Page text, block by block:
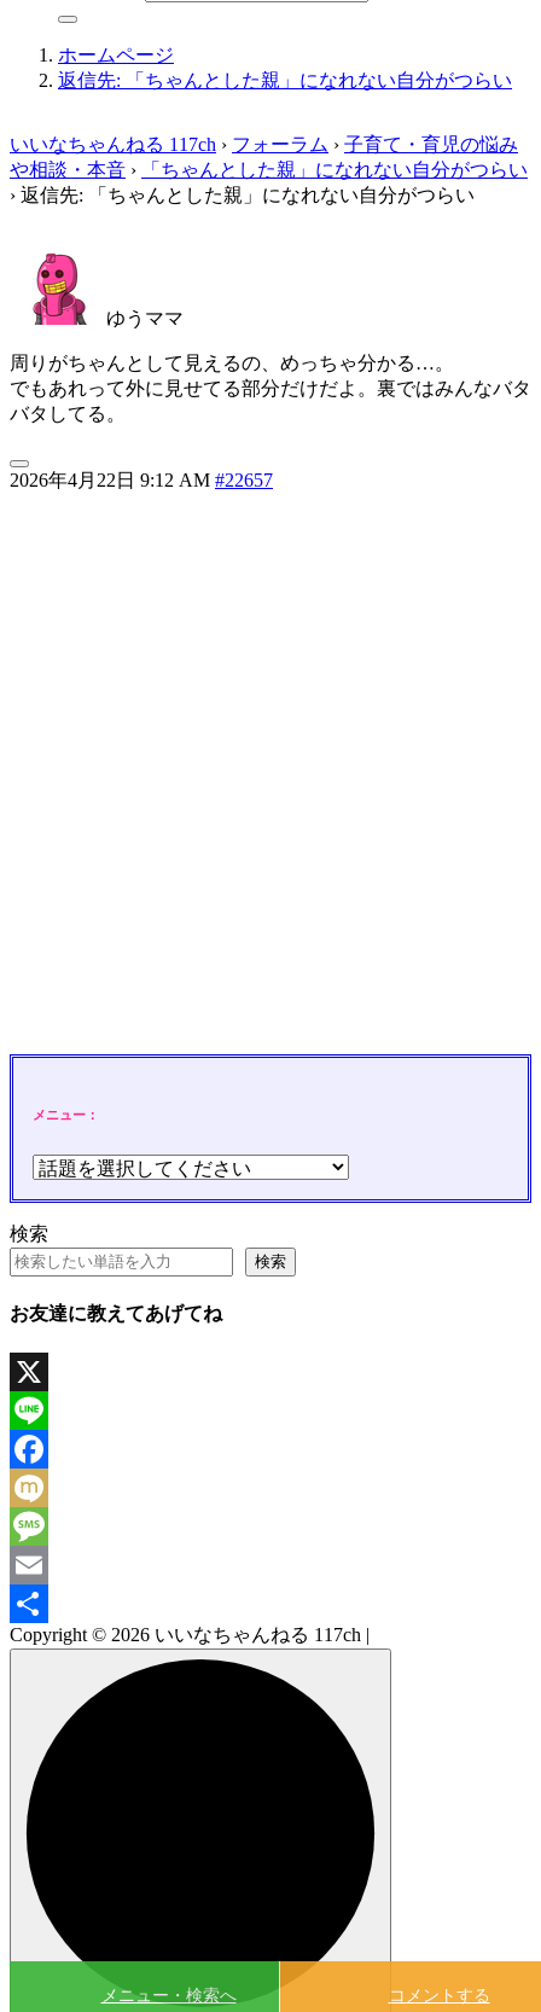
ホームページ
返信先: 「ちゃんとした親」になれない自分がつらい
いいなちゃんねる 117ch › フォーラム › 子育て・育児の悩み
や相談・本音 ›
「ちゃんとした親」になれない自分がつらい
› 返信先: 「ちゃんとした親」になれない自分がつらい
2026年4月22日 9:12 AM #22657
ゆうママ
周りがちゃんとして見えるの、めっちゃ分かる…。
でもあれって外に見せてる部分だけだよ。裏ではみんなバタ
バタしてる。
メニュー：
検索
検索
お友達に教えてあげてね
X
Line
Facebook
Mixi
Message
Email
共
Copyright © 2026 いいなちゃんねる 117ch |
メニュー・検索へ コメントする